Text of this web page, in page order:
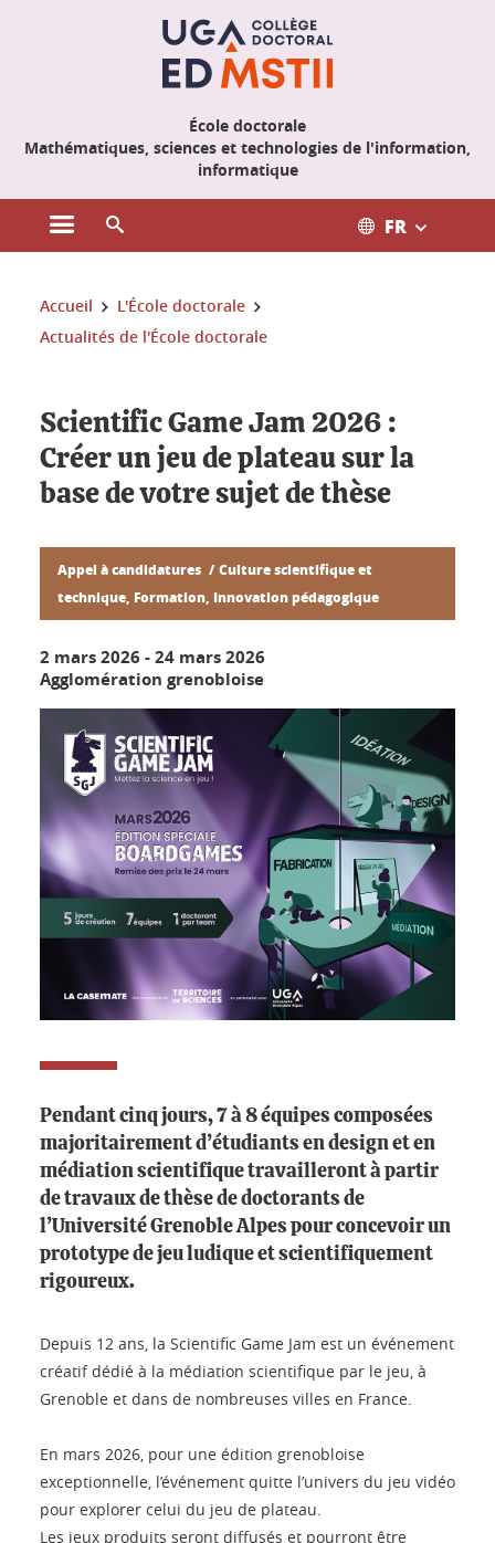
École doctorale
Mathématiques, sciences et technologies de l'information,
informatique
Ouvrir le menu principal FR
Vous êtes ici :
Accueil
L'École doctorale
Actualités de l'École doctorale
Scientific Game Jam 2026 :
Créer un jeu de plateau sur la
base de votre sujet de thèse
Appel à candidatures
Culture scientifique et
technique, Formation, Innovation pédagogique
2 mars 2026 -24 mars 2026
Agglomération grenobloise
Pendant cinq jours, 7 à 8 équipes composées
majoritairement d’étudiants en design et en
médiation scientifique travailleront à partir
de travaux de thèse de doctorants de
l’Université Grenoble Alpes pour concevoir un
prototype de jeu ludique et scientifiquement
rigoureux.
Depuis 12 ans, la Scientific Game Jam est un événement
créatif dédié à la médiation scientifique par le jeu, à
Grenoble et dans de nombreuses villes en France.
En mars 2026, pour une édition grenobloise
exceptionnelle, l’événement quitte l’univers du jeu vidéo
pour explorer celui du jeu de plateau.
Les jeux produits seront diffusés et pourront être